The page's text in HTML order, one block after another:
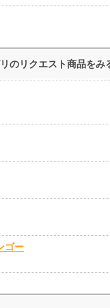
のリクエスト商品をみ
ゴー